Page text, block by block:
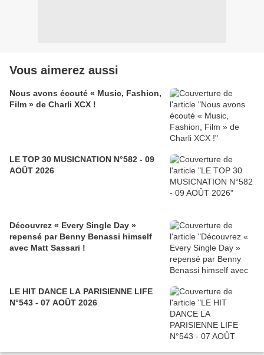
Vous aimerez aussi
Nous avons écouté « Music, Fashion,
Film » de Charli XCX !
LE TOP 30 MUSICNATION N°582 - 09
AOÛT 2026
Découvrez « Every Single Day »
repensé par Benny Benassi himself
avec Matt Sassari !
LE HIT DANCE LA PARISIENNE LIFE
N°543 - 07 AOÛT 2026